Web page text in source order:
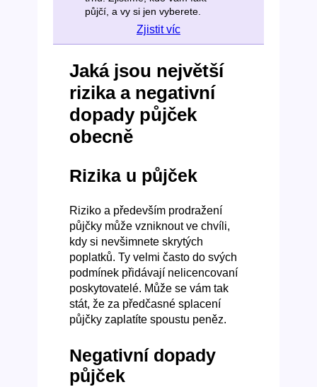
půjčí, a vy si jen vyberete.
Zjistit víc
Jaká jsou největší
rizika a negativní
dopady půjček
obecně
Rizika u půjček
Riziko a především prodražení
půjčky může vzniknout ve chvíli,
kdy si nevšimnete skrytých
poplatků. Ty velmi často do svých
podmínek přidávají nelicencovaní
poskytovatelé. Může se vám tak
stát, že za předčasné splacení
půjčky zaplatíte spoustu peněz.
Negativní dopady
půjček